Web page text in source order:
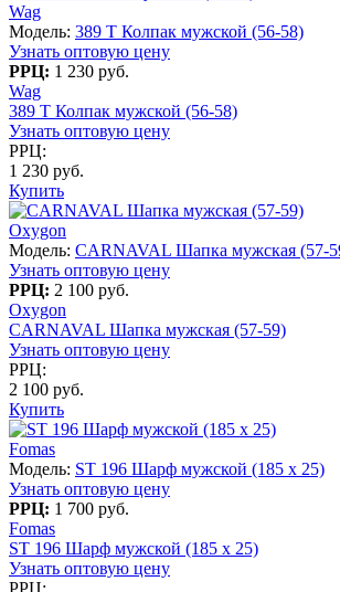
Wag
Модель: 389 T Колпак мужской (56-58)
Узнать оптовую цену
РРЦ: 1 230 руб.
Wag
389 T Колпак мужской (56-58)
Узнать оптовую цену
РРЦ:
1 230 руб.
Купить
Oxygon
Модель: CARNAVAL Шапка мужская (57-
Узнать оптовую цену
РРЦ: 2 100 руб.
Oxygon
CARNAVAL Шапка мужская (57-59)
Узнать оптовую цену
РРЦ:
2 100 руб.
Купить
Fomas
Модель: ST 196 Шарф мужской (185 х 25)
Узнать оптовую цену
РРЦ: 1 700 руб.
Fomas
ST 196 Шарф мужской (185 х 25)
Узнать оптовую цену
РРЦ: